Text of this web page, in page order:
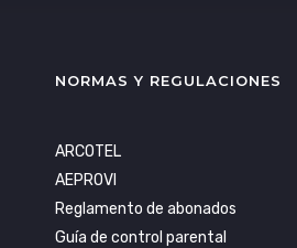
NORMAS Y REGULACIONES
ARCOTEL
AEPROVI
Reglamento de abonados
Guía de control parental